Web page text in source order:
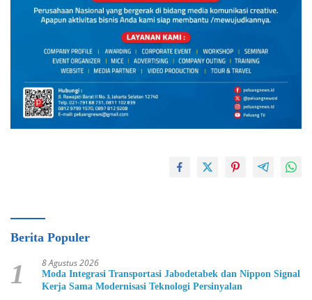
Berita Populer
1 8 Agustus 2026
Moda Integrasi Transportasi Jabodetabek dan Nippon Signal
Kerja Sama Modernisasi Teknologi Persinyalan